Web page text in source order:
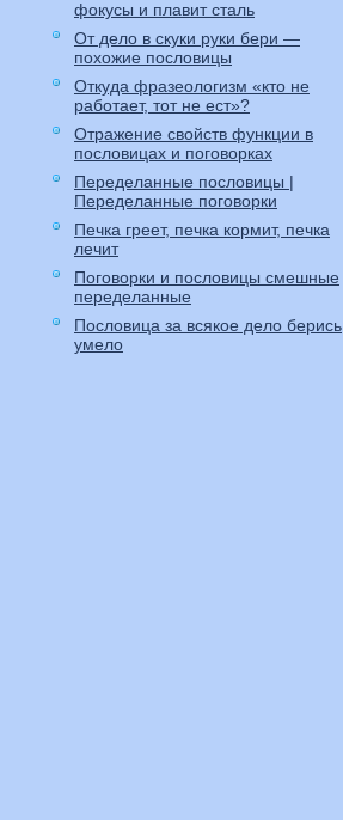
фокусы и плавит сталь
От дело в скуки руки бери —
похожие пословицы
Откуда фразеологизм «кто не
работает, тот не ест»?
Отражение свойств функции в
пословицах и поговорках
Переделанные пословицы |
Переделанные поговорки
Печка греет, печка кормит, печка
лечит
Поговорки и пословицы смешные
переделанные
Пословица за всякое дело берись
умело